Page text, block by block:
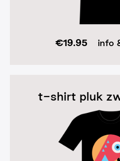
€19.95 info
t-shirt pluk